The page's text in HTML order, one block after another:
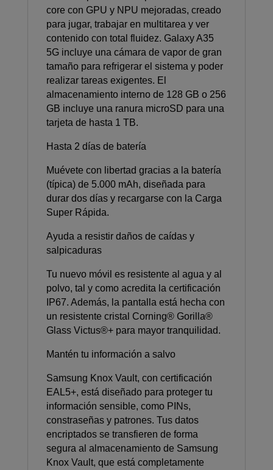
core con GPU y NPU mejoradas, creado
para jugar, trabajar en multitarea y ver
contenido con total fluidez. Galaxy A35
5G incluye una cámara de vapor de gran
tamaño para refrigerar el sistema y poder
realizar tareas exigentes. El
almacenamiento interno de 128 GB o 256
GB incluye una ranura microSD para una
tarjeta de hasta 1 TB.
Hasta 2 días de batería
Muévete con libertad gracias a la batería
(típica) de 5.000 mAh, diseñada para
durar dos días y recargarse con la Carga
Super Rápida.
Ayuda a resistir daños de caídas y
salpicaduras
Tu nuevo móvil es resistente al agua y al
polvo, tal y como acredita la certificación
IP67. Además, la pantalla está hecha con
un resistente cristal Corning® Gorilla®
Glass Victus®+ para mayor tranquilidad.
Mantén tu información a salvo
Samsung Knox Vault, con certificación
EAL5+, está diseñado para proteger tu
información sensible, como PINs,
constraseñas y patrones. Tus datos
encriptados se transfieren de forma
segura al almacenamiento de Samsung
Knox Vault, que está completamente